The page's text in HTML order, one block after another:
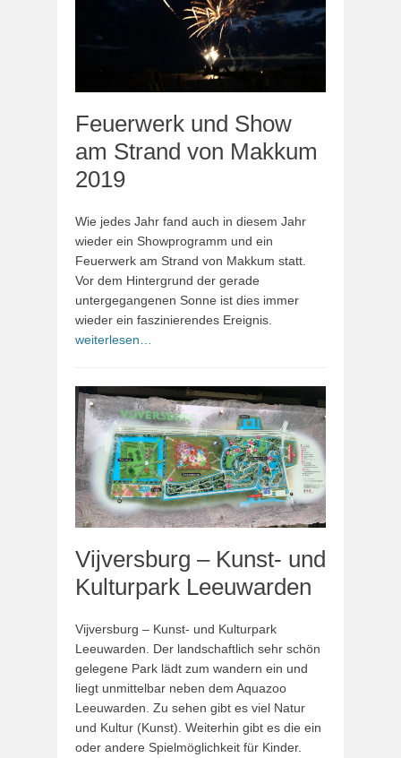
Feuerwerk und Show
am Strand von Makkum
2019
Wie jedes Jahr fand auch in diesem Jahr
wieder ein Showprogramm und ein
Feuerwerk am Strand von Makkum statt.
Vor dem Hintergrund der gerade
untergegangenen Sonne ist dies immer
wieder ein faszinierendes Ereignis.
weiterlesen…
Vijversburg – Kunst- und
Kulturpark Leeuwarden
Vijversburg – Kunst- und Kulturpark
Leeuwarden. Der landschaftlich sehr schön
gelegene Park lädt zum wandern ein und
liegt unmittelbar neben dem Aquazoo
Leeuwarden. Zu sehen gibt es viel Natur
und Kultur (Kunst). Weiterhin gibt es die ein
oder andere Spielmöglichkeit für Kinder.